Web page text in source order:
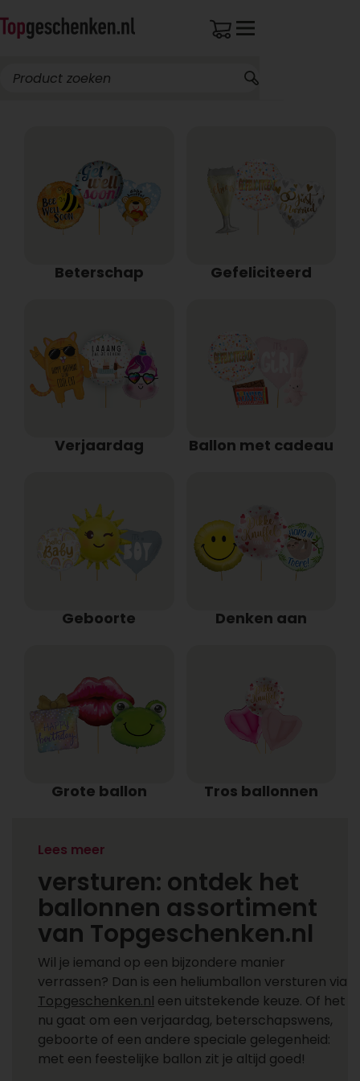
Beterschap Gefeliciteerd
Verjaardag Ballon met cadeau
Geboorte Denken aan
Grote ballon Tros ballonnen
Heliumballonnen
versturen: ontdek het
ballonnen assortiment
van Topgeschenken.nl
Wil je iemand op een bijzondere manier
verrassen? Dan is een heliumballon versturen via
Topgeschenken.nl een uitstekende keuze. Of het
nu gaat om een verjaardag, beterschapswens,
geboorte of een andere speciale gelegenheid:
met een feestelijke ballon zit je altijd goed!
Lees meer